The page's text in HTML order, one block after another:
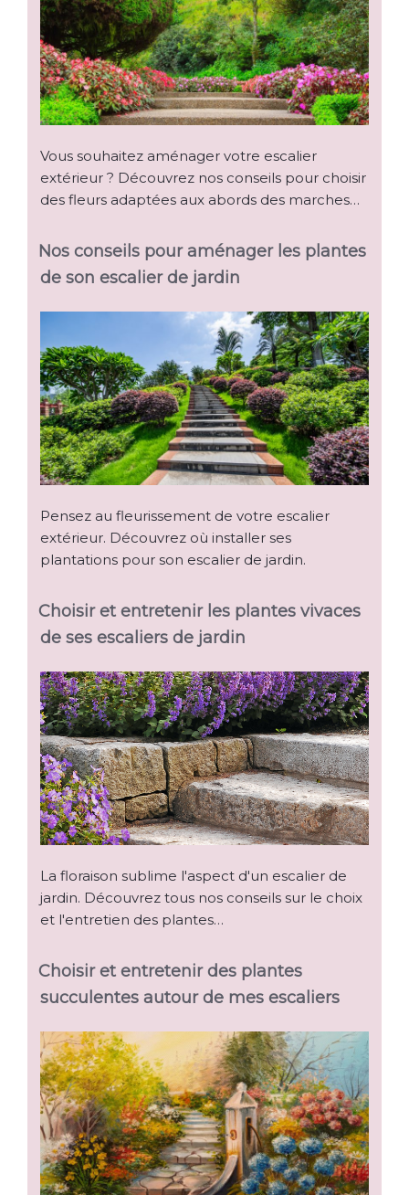
Vous souhaitez aménager votre escalier
extérieur ? Découvrez nos conseils pour choisir
des fleurs adaptées aux abords des marches…
Nos conseils pour aménager les plantes
de son escalier de jardin
Pensez au fleurissement de votre escalier
extérieur. Découvrez où installer ses
plantations pour son escalier de jardin.
Choisir et entretenir les plantes vivaces
de ses escaliers de jardin
La floraison sublime l'aspect d'un escalier de
jardin. Découvrez tous nos conseils sur le choix
et l'entretien des plantes…
Choisir et entretenir des plantes
succulentes autour de mes escaliers